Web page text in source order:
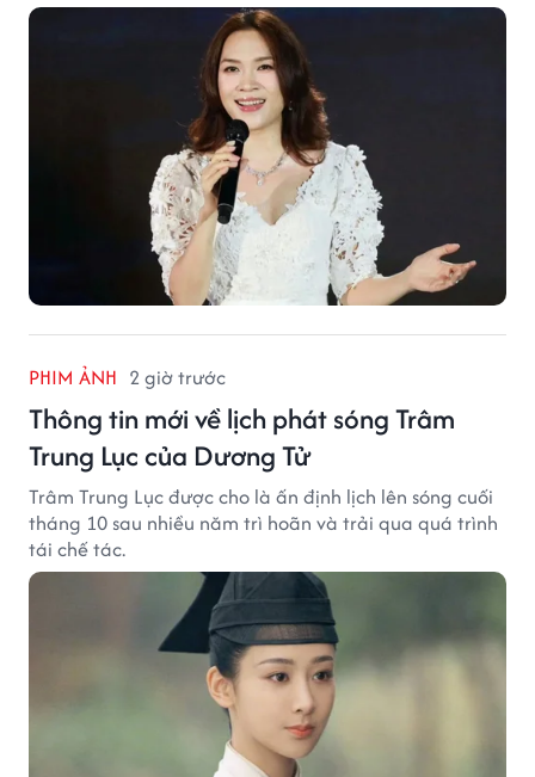
PHIM ẢNH 2 giờ trước
Thông tin mới về lịch phát sóng Trâm
Trung Lục của Dương Tử
Trâm Trung Lục được cho là ấn định lịch lên sóng cuối
tháng 10 sau nhiều năm trì hoãn và trải qua quá trình
tái chế tác.